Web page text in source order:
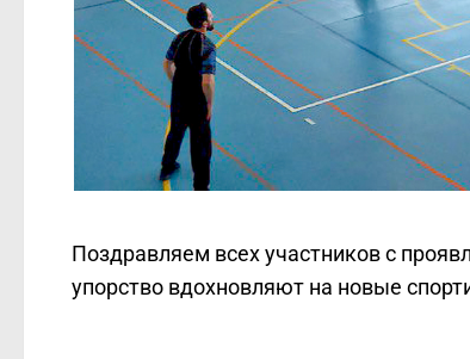
Поздравляем всех участников с
упорство вдохновляют на новые